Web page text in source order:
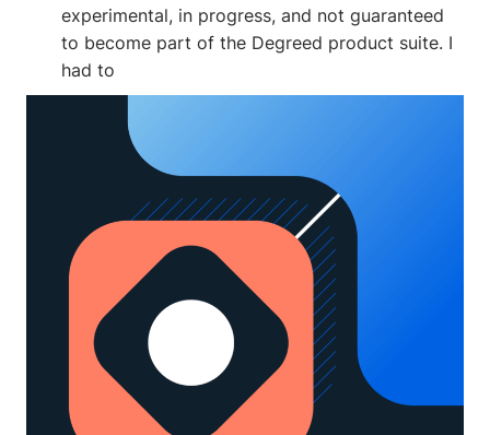
experimental, in progress, and not guaranteed
to become part of the Degreed product suite. I
had to